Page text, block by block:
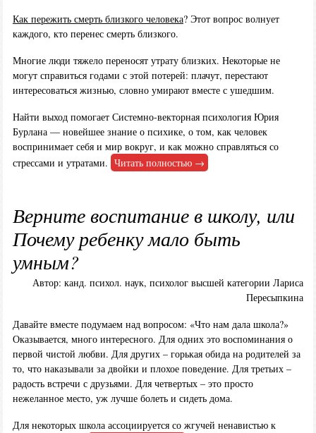
Как пережить смерть близкого человека? Этот вопрос волнует
каждого, кто перенес смерть близкого.
Многие люди тяжело переносят утрату близких. Некоторые не
могут справиться годами с этой потерей: плачут, перестают
интересоваться жизнью, словно умирают вместе с ушедшим.
Найти выход помогает Системно-векторная психология Юрия
Бурлана — новейшее знание о психике, о том, как человек
воспринимает себя и мир вокруг, и как можно справляться со
стрессами и утратами. Читать полностью →
Верните воспитание в школу, или
Почему ребенку мало быть
умным?
Автор: канд. психол. наук, психолог высшей категории Лариса
Пересыпкина
Давайте вместе подумаем над вопросом: «Что нам дала школа?»
Оказывается, много интересного. Для одних это воспоминания о
первой чистой любви. Для других – горькая обида на родителей за
то, что наказывали за двойки и плохое поведение. Для третьих –
радость встречи с друзьями. Для четвертых – это просто
нежеланное место, уж лучше болеть и сидеть дома.
Для некоторых школа ассоциируется со жгучей ненавистью к